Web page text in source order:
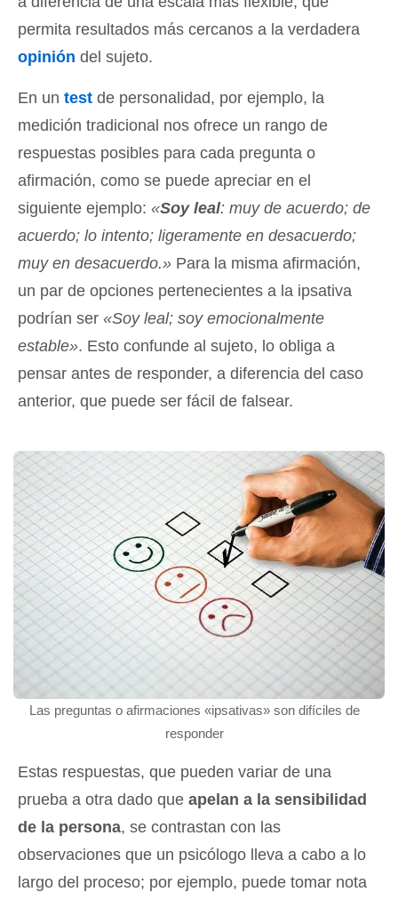
permita resultados más cercanos a la verdadera
opinión del sujeto.
En un test de personalidad, por ejemplo, la
medición tradicional nos ofrece un rango de
respuestas posibles para cada pregunta o
afirmación, como se puede apreciar en el
siguiente ejemplo: «Soy leal: muy de acuerdo; de
acuerdo; lo intento; ligeramente en desacuerdo;
muy en desacuerdo.» Para la misma afirmación,
un par de opciones pertenecientes a la ipsativa
podrían ser «Soy leal; soy emocionalmente
estable». Esto confunde al sujeto, lo obliga a
pensar antes de responder, a diferencia del caso
anterior, que puede ser fácil de falsear.
Las preguntas o afirmaciones «ipsativas» son difíciles de
responder
Estas respuestas, que pueden variar de una
prueba a otra dado que apelan a la sensibilidad
de la persona, se contrastan con las
observaciones que un psicólogo lleva a cabo a lo
largo del proceso; por ejemplo, puede tomar nota